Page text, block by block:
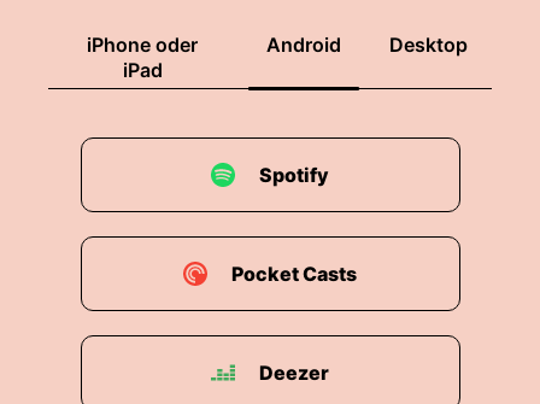
iPhone oder
iPad
Android Desktop
Spotify
Pocket Casts
Deezer